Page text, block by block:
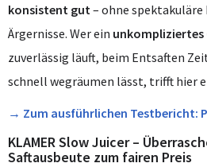
konsistent gut – ohne spektakuläre
Ärgernisse. Wer ein unkompliziertes
zuverlässig läuft, beim Entsaften
schnell wegräumen lässt, trifft hier
→ Zum ausführlichen Testbericht:
KLAMER Slow Juicer –
Saftausbeute zum fairen Preis